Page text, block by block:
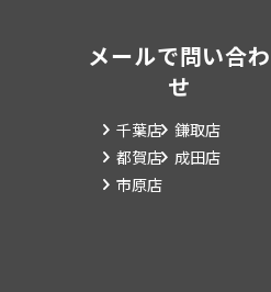
メールで問い合わ
せ
千葉店 鎌取店
都賀店 成田店
市原店